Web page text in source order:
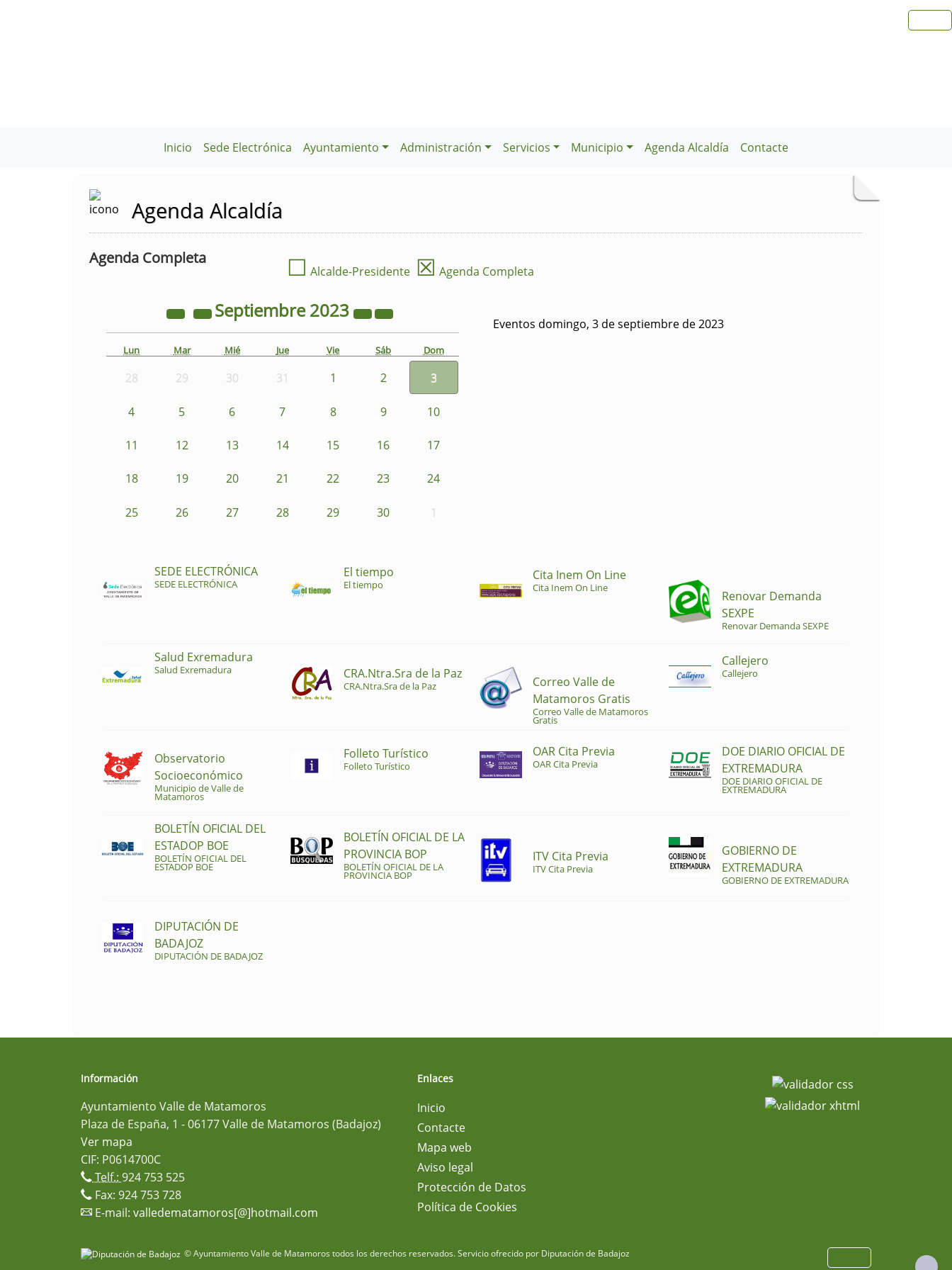
Inicio Sede Electrónica Ayuntamiento Administración Servicios Municipio Agenda Alcaldía Contacte
Agenda Alcaldía
Agenda Completa ☐ Alcalde-Presidente ☒ Agenda Completa
Septiembre2023
Lun Mar Mié Jue Vie Sáb Dom
28 29 30 31 1 2 3
4 5 6 7 8 9 10
11 12 13 14 15 16 17
18 19 20 21 22 23 24
25 26 27 28 29 30 1
Eventos domingo, 3 de septiembre de 2023
SEDE ELECTRÓNICA
SEDE ELECTRÓNICA
El tiempo
El tiempo
Cita Inem On Line
Cita Inem On Line
Renovar Demanda
SEXPE
Renovar Demanda SEXPE
Salud Exremadura
Salud Exremadura CRA.Ntra.Sra de la Paz
CRA.Ntra.Sra de la Paz
Correo Valle de
Matamoros Gratis
Correo Valle de Matamoros
Gratis
Callejero
Callejero
Observatorio
Socioeconómico
Municipio de Valle de
Matamoros
Folleto Turístico
Folleto Turístico
OAR Cita Previa
OAR Cita Previa
DOE DIARIO OFICIAL DE
EXTREMADURA
DOE DIARIO OFICIAL DE
EXTREMADURA
BOLETÍN OFICIAL DEL
ESTADOP BOE
BOLETÍN OFICIAL DEL
ESTADOP BOE
BOLETÍN OFICIAL DE LA
PROVINCIA BOP
BOLETÍN OFICIAL DE LA
PROVINCIA BOP
ITV Cita Previa
ITV Cita Previa
GOBIERNO DE
EXTREMADURA
GOBIERNO DE EXTREMADURA
DIPUTACIÓN DE
BADAJOZ
DIPUTACIÓN DE BADAJOZ
Información
Ayuntamiento Valle de Matamoros
Plaza de España, 1 - 06177 Valle de Matamoros (Badajoz)
Ver mapa
CIF: P0614700C
Telf.:924 753 525
Fax: 924 753 728
E-mail: valledematamoros[@]hotmail.com
Enlaces
Inicio
Contacte
Mapa web
Aviso legal
Protección de Datos
Política de Cookies
© Ayuntamiento Valle de Matamoros todos los derechos reservados.Servicio ofrecido por Diputación de Badajoz